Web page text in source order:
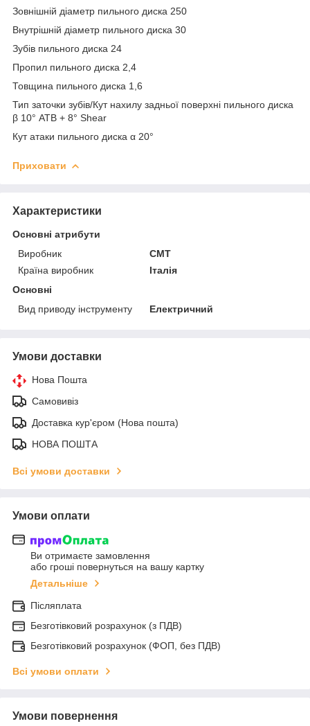
Зовнішній діаметр пильного диска 250
Внутрішній діаметр пильного диска 30
Зубів пильного диска 24
Пропил пильного диска 2,4
Товщина пильного диска 1,6
Тип заточки зубів/Кут нахилу задньої поверхні пильного диска
β 10° ATB + 8° Shear
Кут атаки пильного диска α 20°
Приховати
Характеристики
Основні атрибути
Виробник
СМТ
Країна виробник
Італія
Основні
Вид приводу інструменту
Електричний
Умови доставки
Нова Пошта
Самовивіз
Доставка кур'єром (Нова пошта)
НОВА ПОШТА
Всі умови доставки
Умови оплати
Ви отримаєте замовлення
або гроші повернуться на вашу картку
Детальніше
Післяплата
Безготівковий розрахунок (з ПДВ)
Безготівковий розрахунок (ФОП, без ПДВ)
Всі умови оплати
Умови повернення